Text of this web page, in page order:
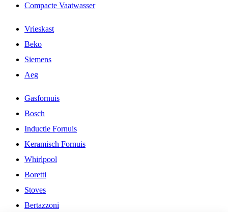
Compacte Vaatwasser
Vrieskast
Beko
Siemens
Aeg
Gasfornuis
Bosch
Inductie Fornuis
Keramisch Fornuis
Whirlpool
Boretti
Stoves
Bertazzoni